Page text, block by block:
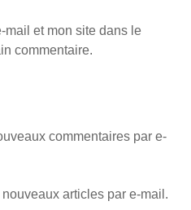
mail et mon site dans le
commentaire.
commentaires par e-
articles par e-mail.